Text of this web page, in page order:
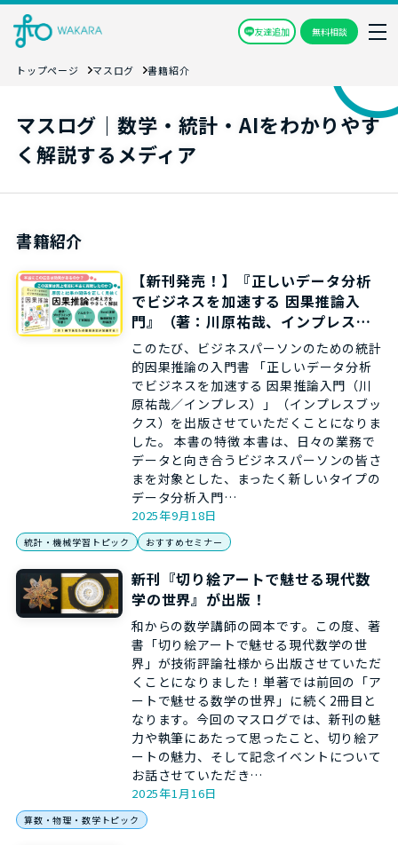
友達追加 無料相談
トップページ マスログ 書籍紹介
マスログ｜数学・統計・AIをわかりやす
く解説するメディア
書籍紹介
【新刊発売！】『正しいデータ分析
でビジネスを加速する 因果推論入
門』（著：川原祐哉、インプレスブ
ックス）を出版します
このたび、ビジネスパーソンのための統計
的因果推論の入門書 「正しいデータ分析
でビジネスを加速する 因果推論入門（川
原祐哉／インプレス）」（インプレスブッ
クス）を出版させていただくことになりま
した。 本書の特徴 本書は、日々の業務で
データと向き合うビジネスパーソンの皆さ
まを対象とした、まったく新しいタイプの
データ分析入門…
2025年9月18日
統計・機械学習トピック おすすめセミナー
新刊『切り絵アートで魅せる現代数
学の世界』が出版！
和からの数学講師の岡本です。この度、著
書「切り絵アートで魅せる現代数学の世
界」が技術評論社様から出版させていただ
くことになりました！単著では前回の「ア
ートで魅せる数学の世界」に続く2冊目と
なります。今回のマスログでは、新刊の魅
力や執筆にあたって思ったこと、切り絵ア
ートの魅力、そして記念イベントについて
お話させていただき…
2025年1月16日
算数・物理・数学トピック